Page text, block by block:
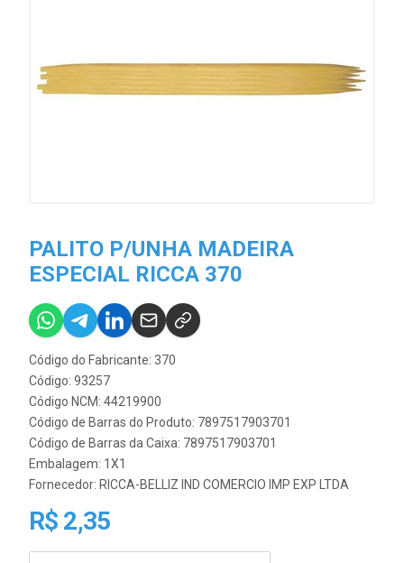
PALITO P/UNHA MADEIRA
ESPECIAL RICCA 370
Código do Fabricante: 370
Código: 93257
Código NCM: 44219900
Código de Barras do Produto: 7897517903701
Código de Barras da Caixa: 7897517903701
Embalagem: 1X1
Fornecedor: RICCA-BELLIZ IND COMERCIO IMP EXP LTDA
R$ 2,35